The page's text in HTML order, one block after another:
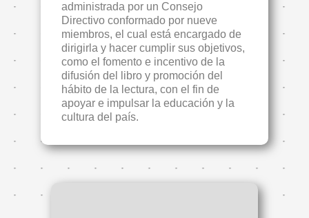
administrada por un Consejo
Directivo conformado por nueve
miembros, el cual está encargado de
dirigirla y hacer cumplir sus objetivos,
como el fomento e incentivo de la
difusión del libro y promoción del
hábito de la lectura, con el fin de
apoyar e impulsar la educación y la
cultura del país.